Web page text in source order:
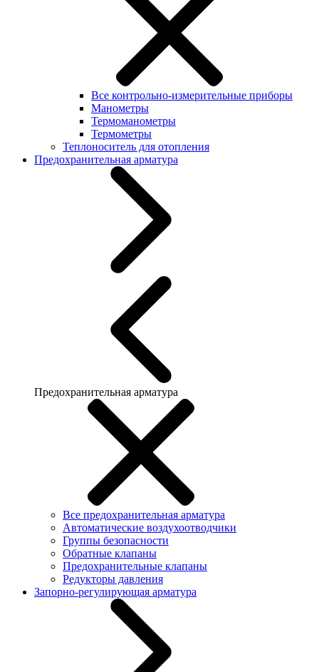
Все контрольно-измерительные приборы
Манометры
Термоманометры
Термометры
Теплоноситель для отопления
Предохранительная арматура
Предохранительная арматура
Все предохранительная арматура
Автоматические воздухоотводчики
Группы безопасности
Обратные клапаны
Предохранительные клапаны
Редукторы давления
Запорно-регулирующая арматура